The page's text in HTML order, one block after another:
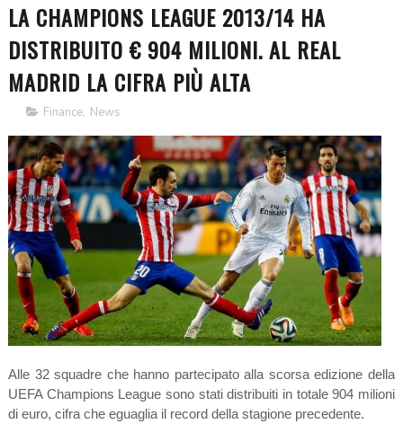
LA CHAMPIONS LEAGUE 2013/14 HA
DISTRIBUITO € 904 MILIONI. AL REAL
MADRID LA CIFRA PIÙ ALTA
Finance, News
Alle 32 squadre che hanno partecipato alla scorsa edizione della
UEFA Champions League sono stati distribuiti in totale 904 milioni
di euro, cifra che eguaglia il record della stagione precedente.